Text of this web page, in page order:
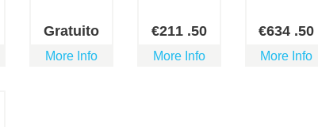
Gratuito
More Info
€211 .50
More Info
€634 .50
More Info